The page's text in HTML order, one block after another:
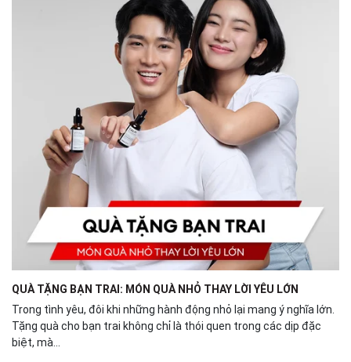
QUÀ TẶNG BẠN TRAI: MÓN QUÀ NHỎ THAY LỜI YÊU LỚN
Trong tình yêu, đôi khi những hành động nhỏ lại mang ý nghĩa lớn.
Tặng quà cho bạn trai không chỉ là thói quen trong các dịp đặc
biệt, mà...